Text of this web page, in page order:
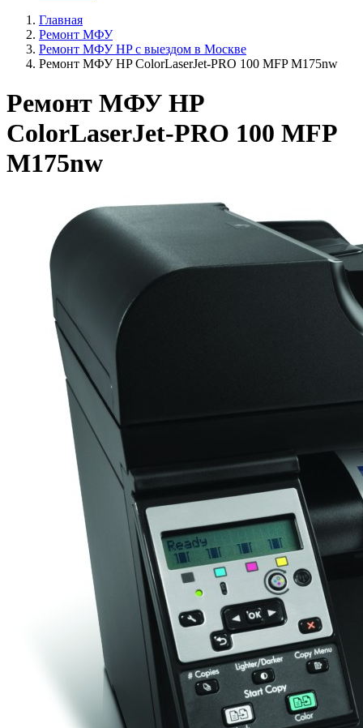
Главная
Ремонт МФУ
Ремонт МФУ HP с выездом в Москве
Ремонт МФУ HP ColorLaserJet-PRO 100 MFP M175nw
Ремонт МФУ HP
ColorLaserJet-PRO 100 MFP
M175nw